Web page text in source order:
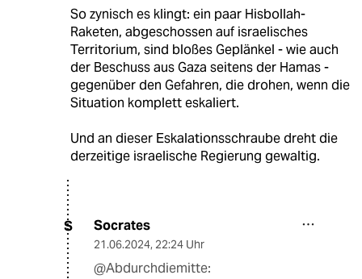
So zynisch es klingt: ein paar Hisbollah-
Raketen, abgeschossen auf israelisches
Territorium, sind bloßes Geplänkel - wie auch
der Beschuss aus Gaza seitens der Hamas -
gegenüber den Gefahren, die drohen, wenn die
Situation komplett eskaliert.
Und an dieser Eskalationsschraube dreht die
derzeitige israelische Regierung gewaltig.
S Socrates
21.06.2024, 22:24 Uhr
@Abdurchdiemitte: